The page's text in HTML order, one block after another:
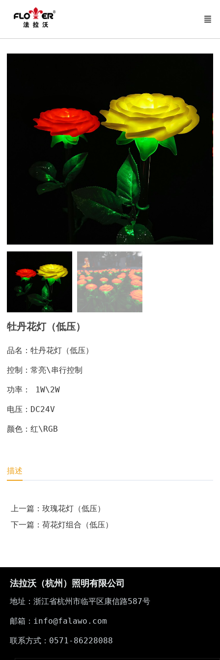
牡丹花灯（低压）
品名：牡丹花灯（低压）
控制：常亮\串行控制
功率： 1W\2W
电压：DC24V
颜色：红\RGB
描述
上一篇：玫瑰花灯（低压）
下一篇：荷花灯组合（低压）
法拉沃（杭州）照明有限公司
地址：浙江省杭州市临平区康信路587号
邮箱：info@falawo.com
联系方式：0571-86228088